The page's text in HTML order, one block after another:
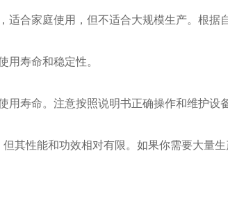
合家庭使用，但不适合大规模生产。根据
用寿命和稳定性。
寿命。注意按照说明书正确操作和维护设备
其性能和功效相对有限。如果你需要大量